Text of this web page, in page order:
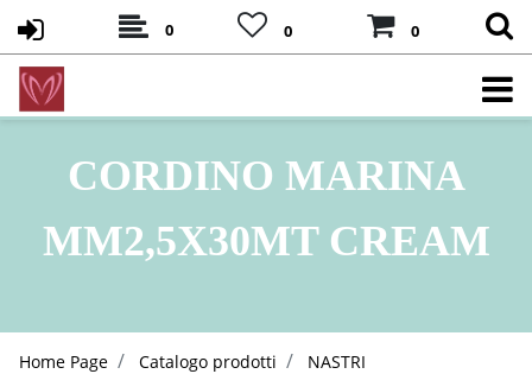
0 0 0
CORDINO MARINA
MM2,5X30MT CREAM
Home Page Catalogo prodotti
NASTRI